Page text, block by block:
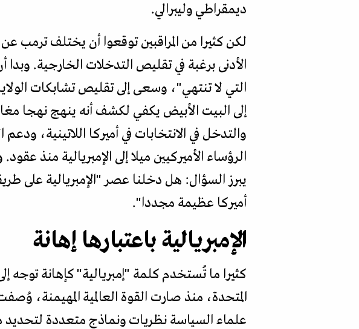
ديمقراطي وليبرالي.
لكن كثيرا من المراقبين توقعوا أن يختلف ترمب
الأدنى برغبة في تقليص التدخلات الخارجية. وبدا
التي لا تنتهي"، وسعى إلى تقليص تشابكات
إلى البيت الأبيض يكفي لكشف أنه ينهج نهجا
والتدخل في الانتخابات في أميركا اللاتينية،
الرؤساء الأميركيين ميلا إلى الإمبريالية منذ
أميركا عظيمة مجددا".
الإمبريالية باعتبارها إهانة
كثيرا ما تُستخدم كلمة "إمبريالية" كإهانة توجه
المتحدة، منذ صارت القوة العالمية المهيمنة،
علماء السياسة نظريات ونماذج متعددة لتحديد